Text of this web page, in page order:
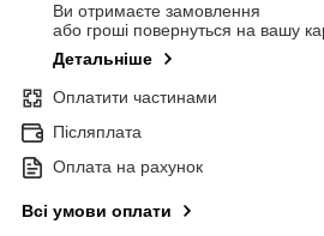
Ви отримаєте замовлення
або гроші повернуться на вашу
Детальніше
Оплатити частинами
Післяплата
Оплата на рахунок
Всі умови оплати